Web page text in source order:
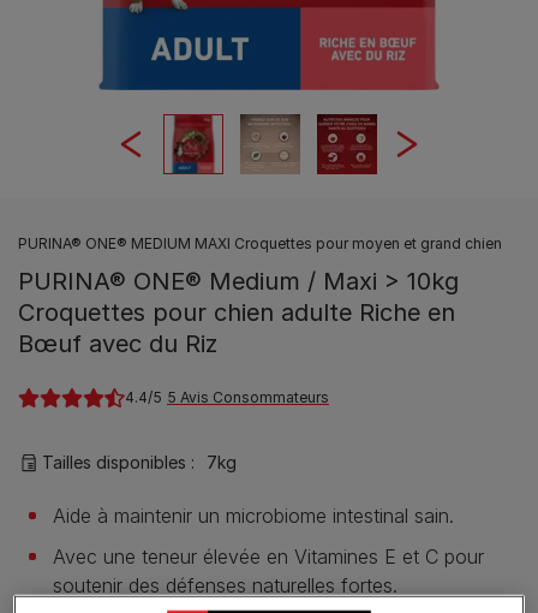
PURINA® ONE® MEDIUM MAXI Croquettes pour moyen et grand chien
PURINA® ONE® Medium / Maxi > 10kg
Croquettes pour chien adulte Riche en
Bœuf avec du Riz
4.4 5 Avis Consommateurs
Tailles disponibles​ : 7kg
Aide à maintenir un microbiome intestinal sain.
Avec une teneur élevée en Vitamines E et C pour
soutenir des défenses naturelles fortes.